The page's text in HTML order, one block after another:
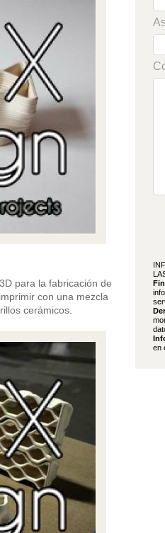
para la fabricación de
con una mezcla
cerámicos.
en